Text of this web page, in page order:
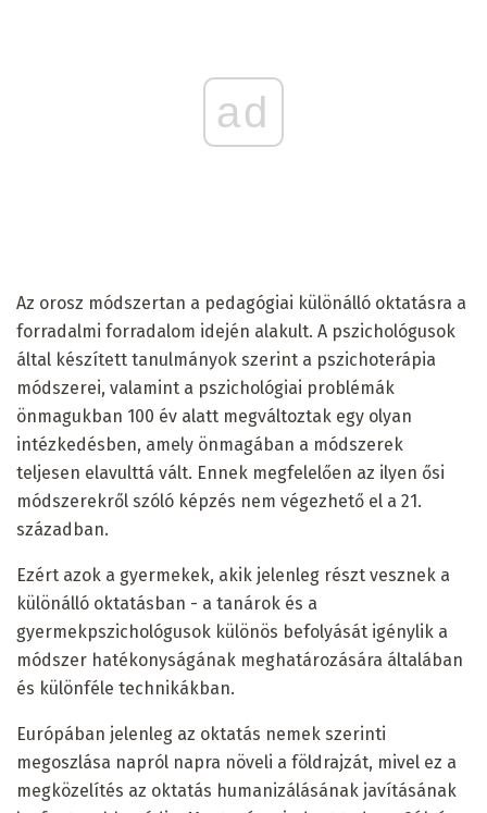
ad
Az orosz módszertan a pedagógiai különálló oktatásra a
forradalmi forradalom idején alakult. A pszichológusok
által készített tanulmányok szerint a pszichoterápia
módszerei, valamint a pszichológiai problémák
önmagukban 100 év alatt megváltoztak egy olyan
intézkedésben, amely önmagában a módszerek
teljesen elavulttá vált. Ennek megfelelően az ilyen ősi
módszerekről szóló képzés nem végezhető el a 21.
században.
Ezért azok a gyermekek, akik jelenleg részt vesznek a
különálló oktatásban - a tanárok és a
gyermekpszichológusok különös befolyását igénylik a
módszer hatékonyságának meghatározására általában
és különféle technikákban.
Európában jelenleg az oktatás nemek szerinti
megoszlása ​​napról napra növeli a földrajzát, mivel ez a
megközelítés az oktatás humanizálásának javításának